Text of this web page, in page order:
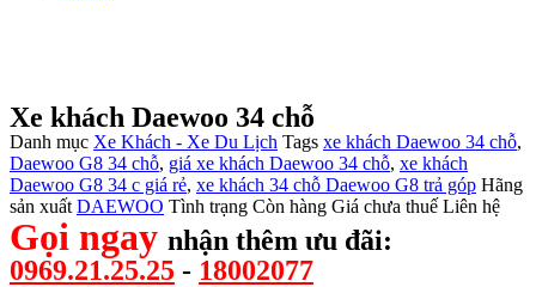
Xe khách Daewoo 34 chỗ
Danh mục Xe Khách - Xe Du Lịch Tags xe khách Daewoo 34 chỗ,
Daewoo G8 34 chỗ, giá xe khách Daewoo 34 chỗ, xe khách
Daewoo G8 34 c giá rẻ, xe khách 34 chỗ Daewoo G8 trả góp Hãng
sản xuất DAEWOO Tình trạng Còn hàng Giá chưa thuế Liên hệ
Gọi ngay nhận thêm ưu đãi:
0969.21.25.25 - 18002077